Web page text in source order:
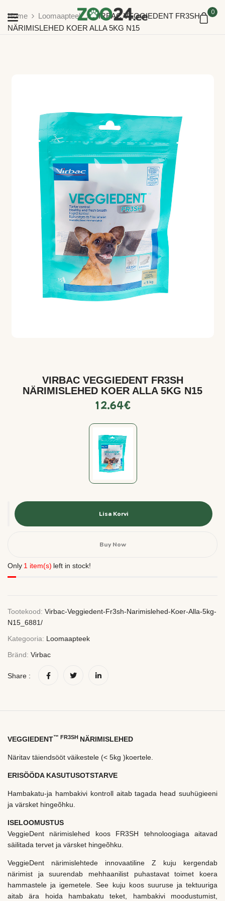
0
Home Loomaapteek
VIRBAC VEGGIEDENT FR3SH
NÄRIMISLEHED KOER ALLA 5KG N15
VIRBAC VEGGIEDENT FR3SH
NÄRIMISLEHED KOER ALLA 5KG N15
12.64€
Lisa Korvi
Buy Now
Only 1 item(s) left in stock!
Tootekood: Virbac-Veggiedent-Fr3sh-Narimislehed-Koer-Alla-5kg-
N15_6881/
Kategooria: Loomaapteek
Bränd: Virbac
Share :
VEGGIEDENT™ FR3SH NÄRIMISLEHED
Näritav täiendsööt väikestele (< 5kg )koertele.
ERISÖÖDA KASUTUSOTSTARVE
Hambakatu-ja hambakivi kontroll aitab tagada head suuhügieeni
ja värsket hingeõhku.
ISELOOMUSTUS
VeggieDent närimislehed koos FR3SH tehnoloogiaga aitavad
säilitada tervet ja värsket hingeõhku.
VeggieDent närimislehtede innovaatiline Z kuju kergendab
närimist ja suurendab mehhaanilist puhastavat toimet koera
hammastele ja igemetele. See kuju koos suuruse ja tektuuriga
aitab ära hoida hambakatu teket, hambakivi moodustumist,